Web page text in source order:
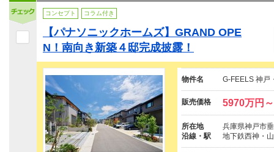
コンセプト コラム付き
【パナソニックホームズ】GRAND OPE
N！南向き新築４邸完成披露！
物件名 G-FEELS 神戸
販売価格 5970万円
所在地
兵庫県神戸市
沿線・駅
地下鉄西神・